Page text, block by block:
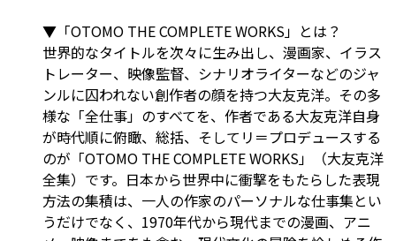
▼「OTOMO THE COMPLETE WORKS」とは？
世界的なタイトルを次々に生み出し、漫画家、イラス
トレーター、映像監督、シナリオライターなどのジャ
ンルに囚われない創作者の顔を持つ大友克洋。その多
様な「全仕事」のすべてを、作者である大友克洋自身
が時代順に俯瞰、総括、そしてリ＝プロデュースする
のが「OTOMO THE COMPLETE WORKS」（大友克洋
全集）です。日本から世界中に衝撃をもたらした表現
方法の集積は、一人の作家のパーソナルな仕事集とい
うだけでなく、1970年代から現代までの漫画、アニ